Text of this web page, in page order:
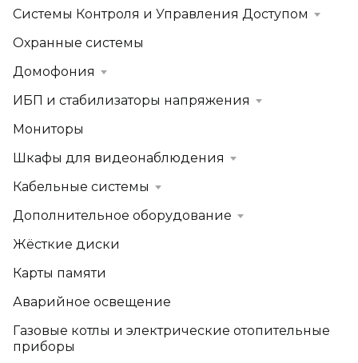
Системы Контроля и Управления Доступом
Охранные системы
Домофония
ИБП и стабилизаторы напряжения
Мониторы
Шкафы для видеонаблюдения
Кабельные системы
Дополнительное оборудование
Жёсткие диски
Карты памяти
Аварийное освещение
Газовые котлы и электрические отопительные
приборы